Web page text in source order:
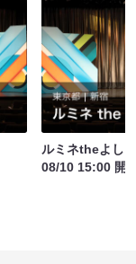
ルミネtheよし
08/10 15:00 開